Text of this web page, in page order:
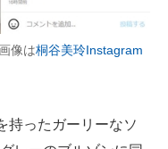
像は桐谷美玲Instagram
持ったガーリーなソ